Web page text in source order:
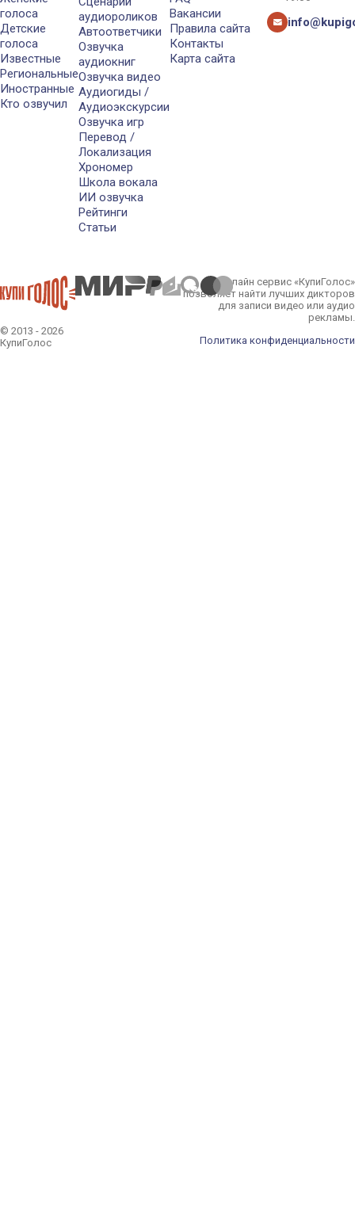
голоса
Детские
голоса
Известные
Региональные
Иностранные
Кто озвучил
аудиороликов
Автоответчики
Озвучка
аудиокниг
Озвучка видео
Аудиогиды /
Аудиоэкскурсии
Озвучка игр
Перевод /
Локализация
Хрономер
Школа вокала
ИИ озвучка
Рейтинги
Статьи
Вакансии
Правила сайта
Контакты
Карта сайта
© 2013 - 2026
КупиГолос
Онлайн сервис «КупиГолос»
позволяет найти лучших дикторов
для записи видео или аудио
рекламы.
Политика конфиденциальности